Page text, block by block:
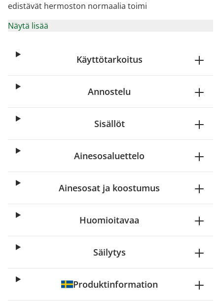
edistävät hermoston normaalia toimi
Näytä lisää
Käyttötarkoitus
Annostelu
Sisällöt
Ainesosaluettelo
Ainesosat ja koostumus
Huomioitavaa
Säilytys
Produktinformation